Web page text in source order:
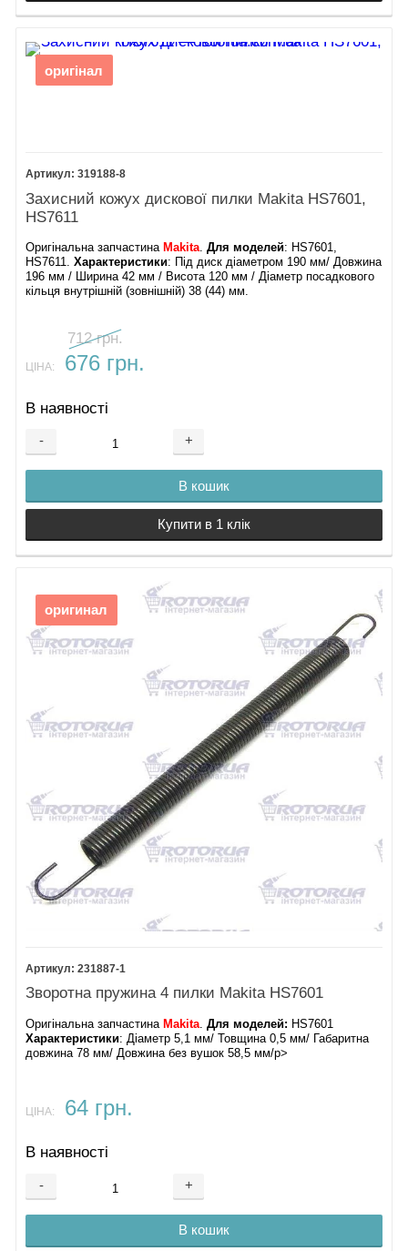
оригінал
319188-8
Захисний кожух дискової пилки Makita HS7601,
HS7611
Оригінальна запчастина Makita.Для моделей: HS7601,
HS7611.Характеристики: Під диск діаметром 190 мм/ Довжина
196 мм / Ширина 42 мм / Висота 120 мм / Діаметр посадкового
кільця внутрішній (зовнішній) 38 (44) мм.
712 грн.
ЦІНА: 676 грн.
В наявності
- +
В кошик
Купити в 1 клік
оригинал
231887-1
Зворотна пружина 4 пилки Makita HS7601
Оригінальна запчастина Makita.Для моделей: HS7601
Характеристики: Діаметр 5,1 мм/ Товщина 0,5 мм/ Габаритна
довжина 78 мм/ Довжина без вушок 58,5 мм/p>
ЦІНА: 64 грн.
В наявності
- +
В кошик